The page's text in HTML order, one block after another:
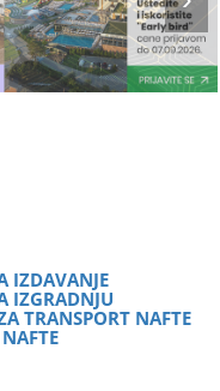
IZDAVANJE
IZGRADNJU
TRANSPORT NAFTE